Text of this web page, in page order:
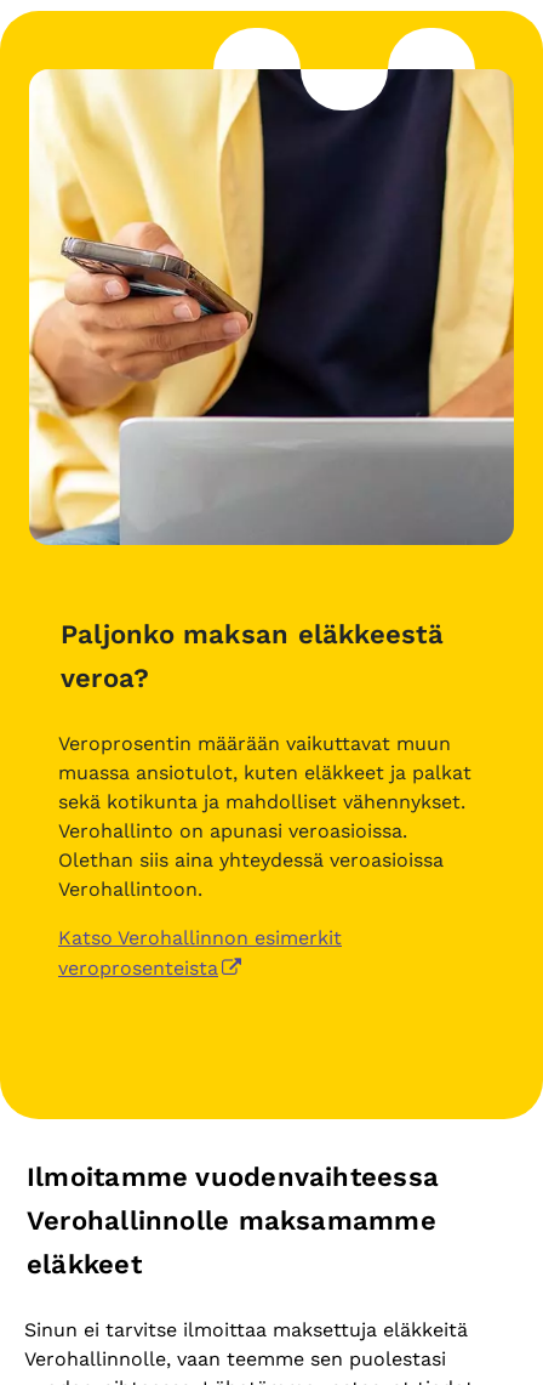
Paljonko maksan eläkkeestä
veroa?
Veroprosentin määrään vaikuttavat muun
muassa ansiotulot, kuten eläkkeet ja palkat
sekä kotikunta ja mahdolliset vähennykset.
Verohallinto on apunasi veroasioissa.
Olethan siis aina yhteydessä veroasioissa
Verohallintoon.
Katso Verohallinnon esimerkit
veroprosenteista
Ilmoitamme vuodenvaihteessa
Verohallinnolle maksamamme
eläkkeet
Sinun ei tarvitse ilmoittaa maksettuja eläkkeitä
Verohallinnolle, vaan teemme sen puolestasi